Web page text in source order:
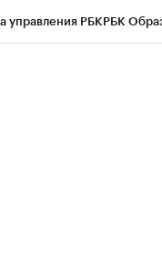
управления РБКРБК